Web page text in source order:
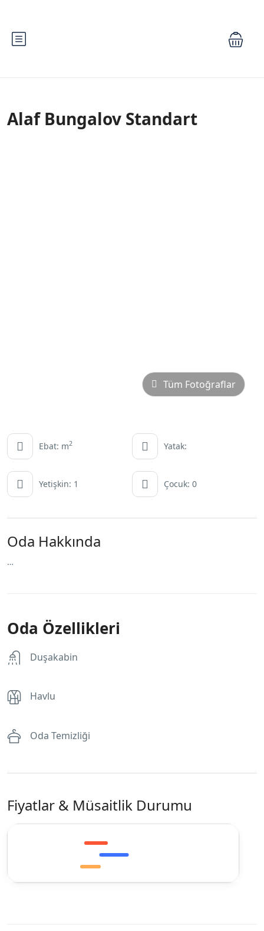
Alaf Bungalov Standart
Tüm Fotoğraflar
Ebat: m2 Yatak:
Yetişkin: 1 Çocuk: 0
Oda Hakkında
…
Oda Özellikleri
Duşakabin
Havlu
Oda Temizliği
Fiyatlar & Müsaitlik Durumu